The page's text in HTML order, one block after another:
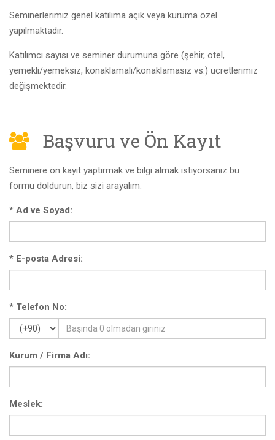
Seminerlerimiz genel katılıma açık veya kuruma özel
yapılmaktadır.
Katılımcı sayısı ve seminer durumuna göre (şehir, otel,
yemekli/yemeksiz, konaklamalı/konaklamasız vs.) ücretlerimiz
değişmektedir.
Başvuru ve Ön Kayıt
Seminere ön kayıt yaptırmak ve bilgi almak istiyorsanız bu
formu doldurun, biz sizi arayalım.
* Ad ve Soyad:
* E-posta Adresi:
* Telefon No:
Kurum / Firma Adı:
Meslek: